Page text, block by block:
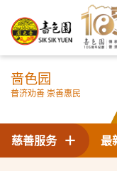
啬色园
普济劝善 崇善惠民
最
慈善服务